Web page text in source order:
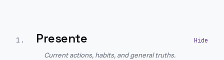
1 . Presente
Current actions, habits, and general truths.